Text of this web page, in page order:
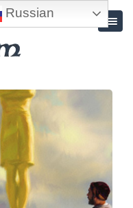
Russian